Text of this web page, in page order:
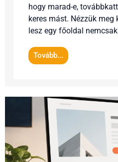
hogy marad-e,
keres mást. Nézzük meg
lesz egy főoldal
Tovább...